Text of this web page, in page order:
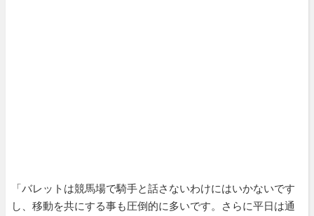
「バレットは競馬場で騎手と話さないわけにはいかないです
し、移動を共にする事も圧倒的に多いです。さらに平日は通